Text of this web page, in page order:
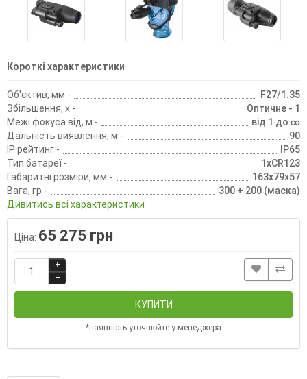
Короткі характеристики
Об'єктив, мм -
F27/1.35
Збільшення, х -
Оптичне - 1
Межі фокуса від, м -
від 1 до ∞
Дальність виявлення, м -
90
IP рейтинг -
IP65
Тип батареї -
1хCR123
Габаритні розміри, мм -
163x79x57
Вага, гр -
300 + 200 (маска)
Дивитись всі характеристики
Ціна: 65 275 грн
КУПИТИ
*наявність уточнюйте у менеджера